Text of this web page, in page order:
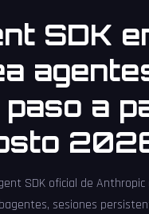
SDK
a
SDK oficial de Anthropic
sesiones